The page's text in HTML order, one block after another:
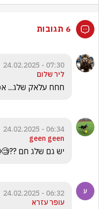
6 תגובות
07:30 - 24.02.2025
ליר שלום
חחח עלאק שלג...
06:34 - 24.02.2025
geen geen
יש גם שלג חם
06:32 - 24.02.2025
עופר עזרא